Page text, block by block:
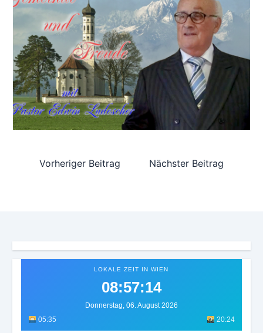
Vorheriger Beitrag Nächster Beitrag
LOKALE ZEIT IN WIEN
08:57:17
Donnerstag, 06. August 2026
05:35
20:24